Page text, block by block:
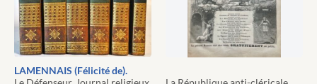
LAMENNAIS (Félicité de).